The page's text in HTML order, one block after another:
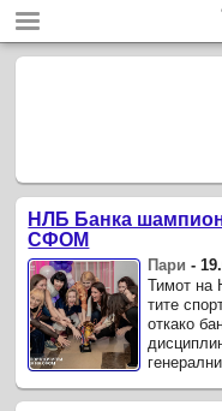
НЛБ Банка шампион
СФОМ
Пари -
Тимот на
тите
откако